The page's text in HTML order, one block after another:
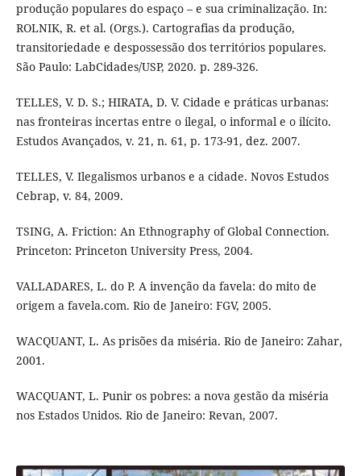
produção populares do espaço – e sua criminalização. In:
ROLNIK, R. et al. (Orgs.). Cartografias da produção,
transitoriedade e despossessão dos territórios populares.
São Paulo: LabCidades/USP, 2020. p. 289-326.
TELLES, V. D. S.; HIRATA, D. V. Cidade e práticas urbanas:
nas fronteiras incertas entre o ilegal, o informal e o ilícito.
Estudos Avançados, v. 21, n. 61, p. 173-91, dez. 2007.
TELLES, V. Ilegalismos urbanos e a cidade. Novos Estudos
Cebrap, v. 84, 2009.
TSING, A. Friction: An Ethnography of Global Connection.
Princeton: Princeton University Press, 2004.
VALLADARES, L. do P. A invenção da favela: do mito de
origem a favela.com. Rio de Janeiro: FGV, 2005.
WACQUANT, L. As prisões da miséria. Rio de Janeiro: Zahar,
2001.
WACQUANT, L. Punir os pobres: a nova gestão da miséria
nos Estados Unidos. Rio de Janeiro: Revan, 2007.